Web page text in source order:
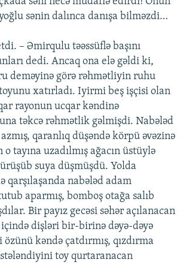
sənin dalınca danışa bilməzdi…
– Əmirqulu təəssüflə başını
dedi. Ancaq ona elə gəldi ki,
deməyinə görə rəhmətliyin ruhu
xatırladı. Iyirmi beş işçisi olan
rayonun ucqar kəndinə
təkcə rəhmətlik gəlmişdi. Nabələd
qaranlıq düşəndə körpü əvəzinə
o tayına uzadılmış ağacın üstüylə
suya düşmüşdü. Yolda
qarşılaşanda nabələd adam
aparmış, bomboş otağa salıb
Bir payız gecəsi səhər açılanacan
içində dişləri bir-birinə dəyə-dəyə
özünü kəndə çatdırmış, qızdırma
toy qurtaranacan